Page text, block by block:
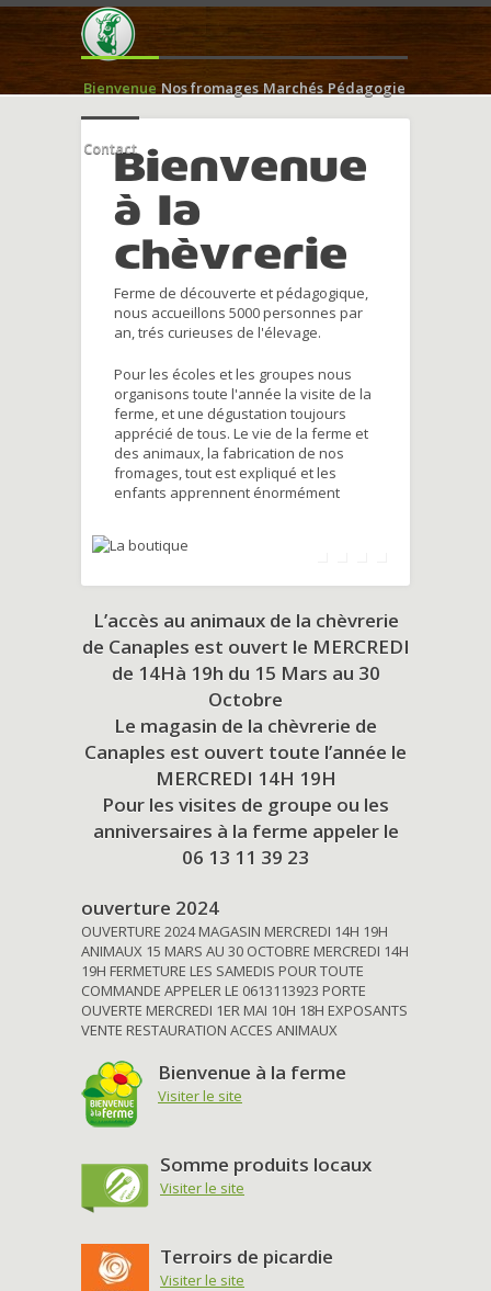
Bienvenue Nos fromages Marchés Pédagogie
ContactBienvenue
à la
chèvrerie
Ferme de découverte et pédagogique,
nous accueillons 5000 personnes par
an, trés curieuses de l'élevage.
Pour les écoles et les groupes nous
organisons toute l'année la visite de la
ferme, et une dégustation toujours
apprécié de tous. Le vie de la ferme et
des animaux, la fabrication de nos
fromages, tout est expliqué et les
enfants apprennent énormément
L’accès au animaux de la chèvrerie
de Canaples est ouvert le MERCREDI
de 14Hà 19h du 15 Mars au 30
Octobre
Le magasin de la chèvrerie de
Canaples est ouvert toute l’année le
MERCREDI 14H 19H
Pour les visites de groupe ou les
anniversaires à la ferme appeler le
06 13 11 39 23
ouverture 2024
OUVERTURE 2024 MAGASIN MERCREDI 14H 19H
ANIMAUX 15 MARS AU 30 OCTOBRE MERCREDI 14H
19H FERMETURE LES SAMEDIS POUR TOUTE
COMMANDE APPELER LE 0613113923 PORTE
OUVERTE MERCREDI 1ER MAI 10H 18H EXPOSANTS
VENTE RESTAURATION ACCES ANIMAUX
Bienvenue à la ferme
Visiter le site
Somme produits locaux
Visiter le site
Terroirs de picardie
Visiter le site